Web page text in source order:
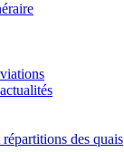
répartitions des quais